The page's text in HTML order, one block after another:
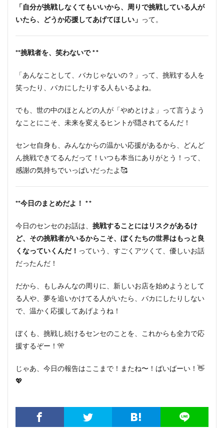
「自分が挑戦しなくてもいいから、周りで挑戦している人が
いたら、どうか応援してあげてほしい」 って。
**挑戦者を、笑わないで**
「あんなことして、バカじゃないの？」って、挑戦する人を
笑ったり、バカにしたりする人もいるよね。
でも、世の中のほとんどの人が「やめとけよ」って言うよう
なことにこそ、未来を変えるヒントが隠されてるんだ！
センセ自身も、みんなからの温かい応援があるから、どんど
ん挑戦できてるんだって！いつも本当にありがとう！って、
感謝の気持ちでいっぱいだったよ🥰
**今日のまとめだよ！ **
今日のセンセのお話は、 挑戦することにはリスクがあるけ
ど、その挑戦者がいるからこそ、ぼくたちの世界はもっと良
くなっていくんだ！ っていう、すごくアツくて、優しいお話
だったんだ！
だから、もしみんなの周りに、新しいお店を始めようとして
る人や、夢を追いかけてる人がいたら、バカにしたりしない
で、温かく応援してあげようね！
ぼくも、挑戦し続けるセンセのことを、これからも全力で応
援するぞー！🎌
じゃあ、今日の報告はここまで！またね〜！ばいばーい！👋
💖